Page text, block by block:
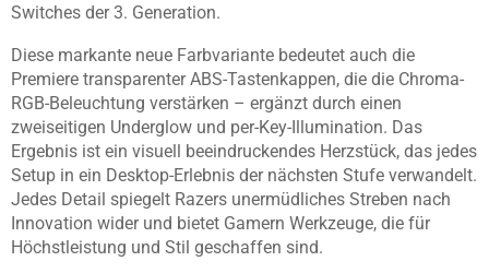
Switches der 3. Generation.
Diese markante neue Farbvariante bedeutet auch die
Premiere transparenter ABS-Tastenkappen, die die Chroma-
RGB-Beleuchtung verstärken – ergänzt durch einen
zweiseitigen Underglow und per-Key-Illumination. Das
Ergebnis ist ein visuell beeindruckendes Herzstück, das jedes
Setup in ein Desktop-Erlebnis der nächsten Stufe verwandelt.
Jedes Detail spiegelt Razers unermüdliches Streben nach
Innovation wider und bietet Gamern Werkzeuge, die für
Höchstleistung und Stil geschaffen sind.